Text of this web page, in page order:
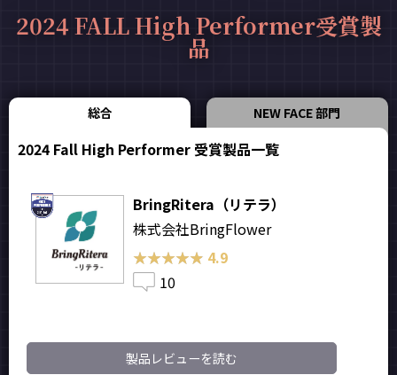
2024 FALL High Performer受賞製
品
総合 NEW FACE 部門
2024 Fall High Performer 受賞製品一覧
BringRitera（リテラ）
株式会社BringFlower
★★★★★
★★★★★ 4.9
10
製品レビューを読む